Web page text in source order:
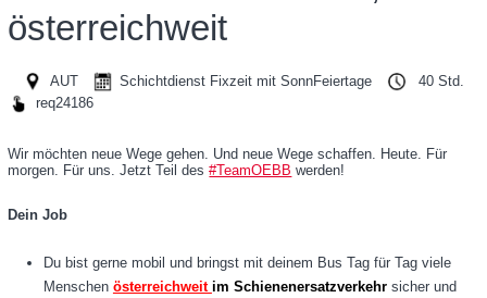
BCC GmbH
Infrastruktur AG
Produktion GmbH
iMobility GmbH
österreichweit
AUT Schichtdienst Fixzeit mit SonnFeiertage
40 Std.
req24186
Wir möchten neue Wege gehen. Und neue Wege schaffen. Heute. Für
morgen. Für uns. Jetzt Teil des#TeamOEBB werden!
Dein Job
Du bist gerne mobil und bringst mit deinem Bus Tag für Tag viele
Menschen österreichweit im Schienenersatzverkehr sicher und